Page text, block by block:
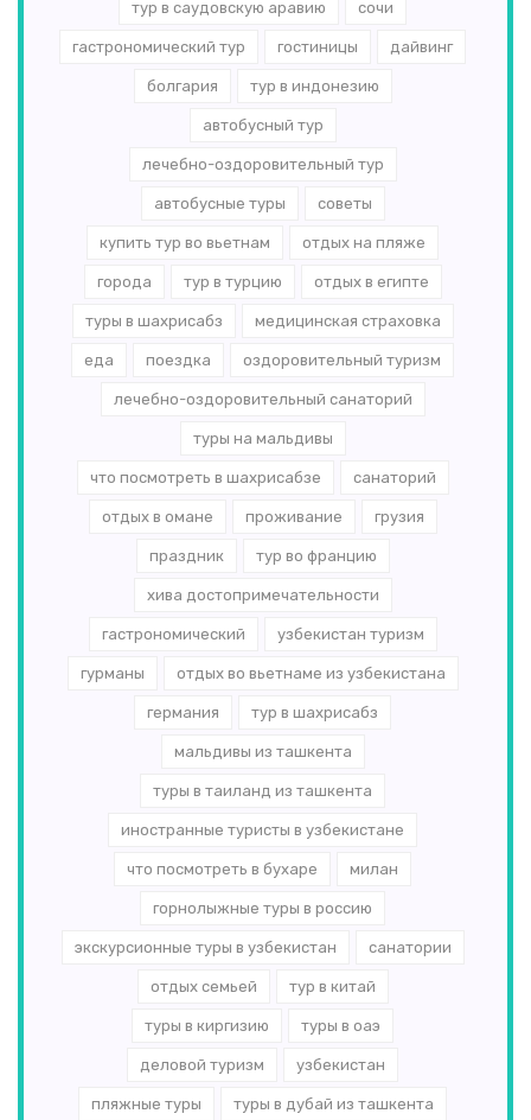
тур в саудовскую аравию сочи
гастрономический тур гостиницы дайвинг
болгария тур в индонезию
автобусный тур
лечебно-оздоровительный тур
автобусные туры советы
купить тур во вьетнам отдых на пляже
города тур в турцию отдых в египте
туры в шахрисабз медицинская страховка
еда поездка оздоровительный туризм
лечебно-оздоровительный санаторий
туры на мальдивы
что посмотреть в шахрисабзе санаторий
отдых в омане проживание грузия
праздник тур во францию
хива достопримечательности
гастрономический узбекистан туризм
гурманы отдых во вьетнаме из узбекистана
германия тур в шахрисабз
мальдивы из ташкента
туры в таиланд из ташкента
иностранные туристы в узбекистане
что посмотреть в бухаре милан
горнолыжные туры в россию
экскурсионные туры в узбекистан санатории
отдых семьей тур в китай
туры в киргизию туры в оаэ
деловой туризм узбекистан
пляжные туры туры в дубай из ташкента